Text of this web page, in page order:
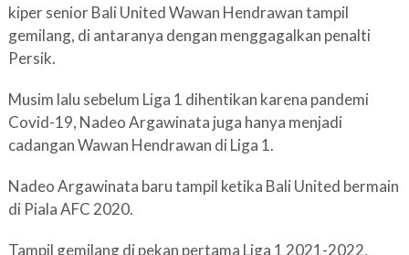
kiper senior Bali United Wawan Hendrawan tampil
gemilang, di antaranya dengan menggagalkan penalti
Persik.
Musim lalu sebelum Liga 1 dihentikan karena pandemi
Covid-19, Nadeo Argawinata juga hanya menjadi
cadangan Wawan Hendrawan di Liga 1.
Nadeo Argawinata baru tampil ketika Bali United bermain
di Piala AFC 2020.
Tampil gemilang di pekan pertama Liga 1 2021-2022,